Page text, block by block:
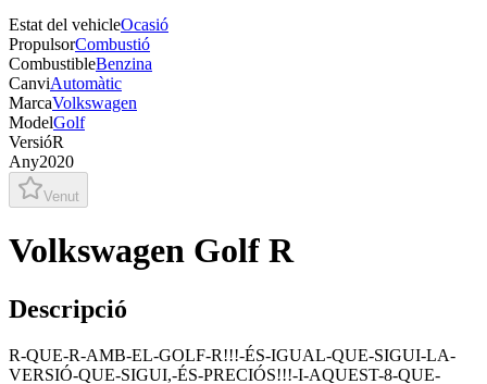
Estat del vehicleOcasió
PropulsorCombustió
CombustibleBenzina
CanviAutomàtic
MarcaVolkswagen
ModelGolf
VersióR
Any2020
Venut
Volkswagen Golf R
Descripció
R-QUE-R-AMB-EL-GOLF-R!!!-ÉS-IGUAL-QUE-SIGUI-LA-
VERSIÓ-QUE-SIGUI,-ÉS-PRECIÓS!!!-I-AQUEST-8-QUE-